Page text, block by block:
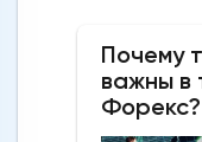
Почему
важны в
Форекс?